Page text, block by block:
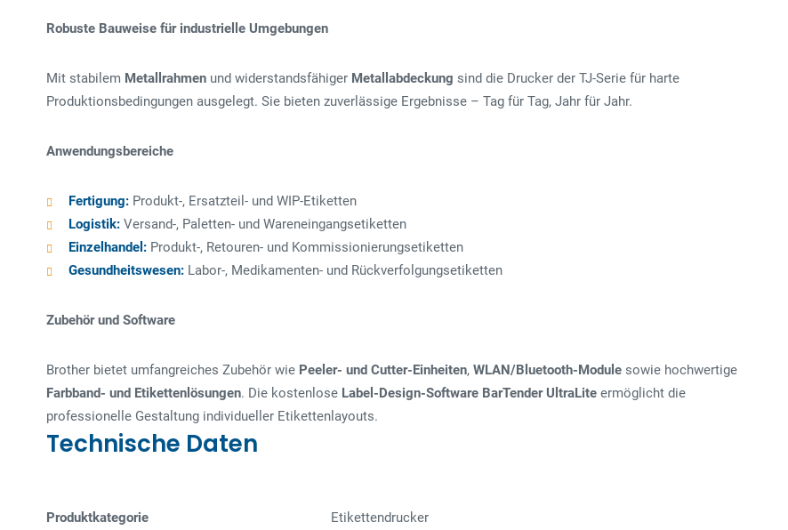
Robuste Bauweise für industrielle Umgebungen
Mit stabilem Metallrahmen und widerstandsfähiger Metallabdeckung sind die Drucker der TJ-Serie für harte
Produktionsbedingungen ausgelegt. Sie bieten zuverlässige Ergebnisse – Tag für Tag, Jahr für Jahr.
Anwendungsbereiche
Fertigung: Produkt-, Ersatzteil- und WIP-Etiketten
Logistik: Versand-, Paletten- und Wareneingangsetiketten
Einzelhandel: Produkt-, Retouren- und Kommissionierungsetiketten
Gesundheitswesen: Labor-, Medikamenten- und Rückverfolgungsetiketten
Zubehör und Software
Brother bietet umfangreiches Zubehör wie Peeler- und Cutter-Einheiten, WLAN/Bluetooth-Module sowie hochwertige
Farbband- und Etikettenlösungen. Die kostenlose Label-Design-Software BarTender UltraLite ermöglicht die
professionelle Gestaltung individueller Etikettenlayouts.
Technische Daten
Produktkategorie Etiketten­­drucker